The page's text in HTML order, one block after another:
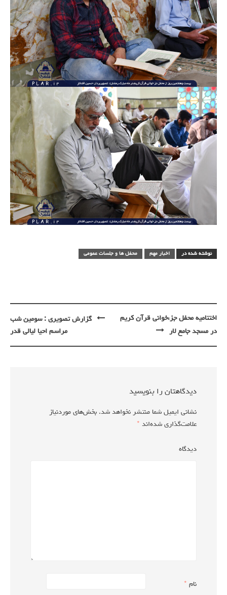
نوشته شده در اخبار مهم محفل ها و جلسات عمومی
پیمایش
نوشته
گزارش تصویری : سومین شب
مراسم احیا لیالی قدر
اختتامیه محفل جزءخوانی قرآن کریم
در مسجد جامع لار
دیدگاهتان را بنویسید
نشانی ایمیل شما منتشر نخواهد شد. بخش‌های موردنیاز
علامت‌گذاری شده‌اند *
دیدگاه
نام *